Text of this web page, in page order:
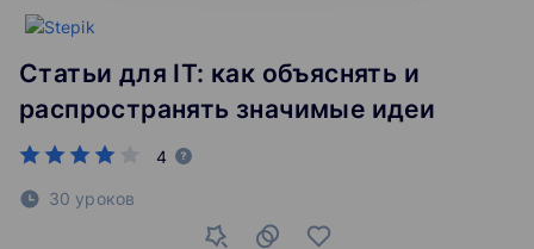
Статьи для IT: как объяснять и
распространять значимые идеи
4
30 уроков